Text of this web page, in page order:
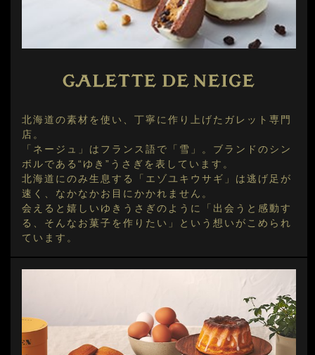
北海道の素材を使い、丁寧に作り上げたガレット専門
店。
「ネージュ」はフランス語で「雪」。ブランドのシン
ボルである“ゆき”うさぎを表しています。
北海道にのみ生息する「エゾユキウサギ」は逃げ足が
速く、なかなかお目にかかれません。
会えると嬉しいゆきうさぎのように「出会うと感動す
る、そんなお菓子を作りたい」という想いがこめられ
ています。